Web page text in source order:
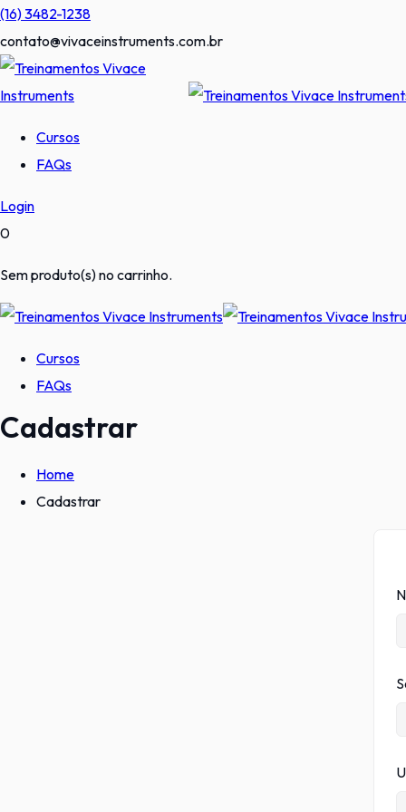
Pular
para
o
conteúdo
(16) 3482-1238
contato@vivaceinstruments.com.br
Cursos
FAQs
Login
0
Sem produto(s) no carrinho.
Cursos
FAQs
Cadastrar
Home
Cadastrar